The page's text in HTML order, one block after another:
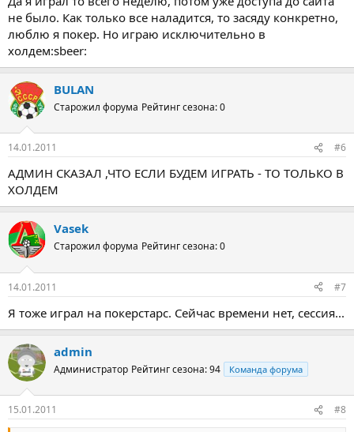
не было. Как только все наладится, то засяду конкретно,
люблю я покер. Но играю исключительно в
холдем:sbeer:
BULAN
Старожил форума Рейтинг сезона: 0
14.01.2011 #6
АДМИН СКАЗАЛ ,ЧТО ЕСЛИ БУДЕМ ИГРАТЬ - ТО ТОЛЬКО В
ХОЛДЕМ
Vasek
Старожил форума Рейтинг сезона: 0
14.01.2011 #7
Я тоже играл на покерстарс. Сейчас времени нет, сессия...
admin
Администратор Рейтинг сезона: 94 Команда форума
15.01.2011 #8